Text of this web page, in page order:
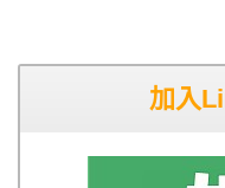
加入